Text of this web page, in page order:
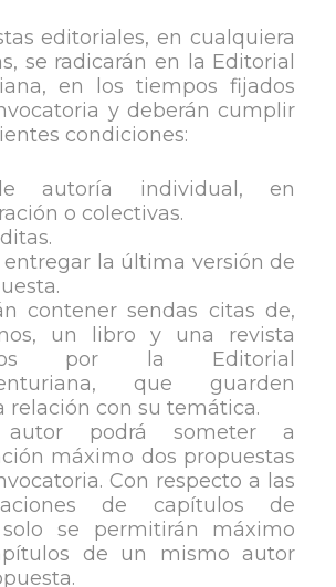
editoriales, en cualquiera
se radicarán en la Editorial
en los tiempos fijados
y deberán cumplir
condiciones:
autoría individual, en
o colectivas.
entregar la última versión de
contener sendas citas de,
un libro y una revista
por la Editorial
que guarden
relación con su temática.
autor podrá someter a
máximo dos propuestas
Con respecto a las
de capítulos de
solo se permitirán máximo
de un mismo autor